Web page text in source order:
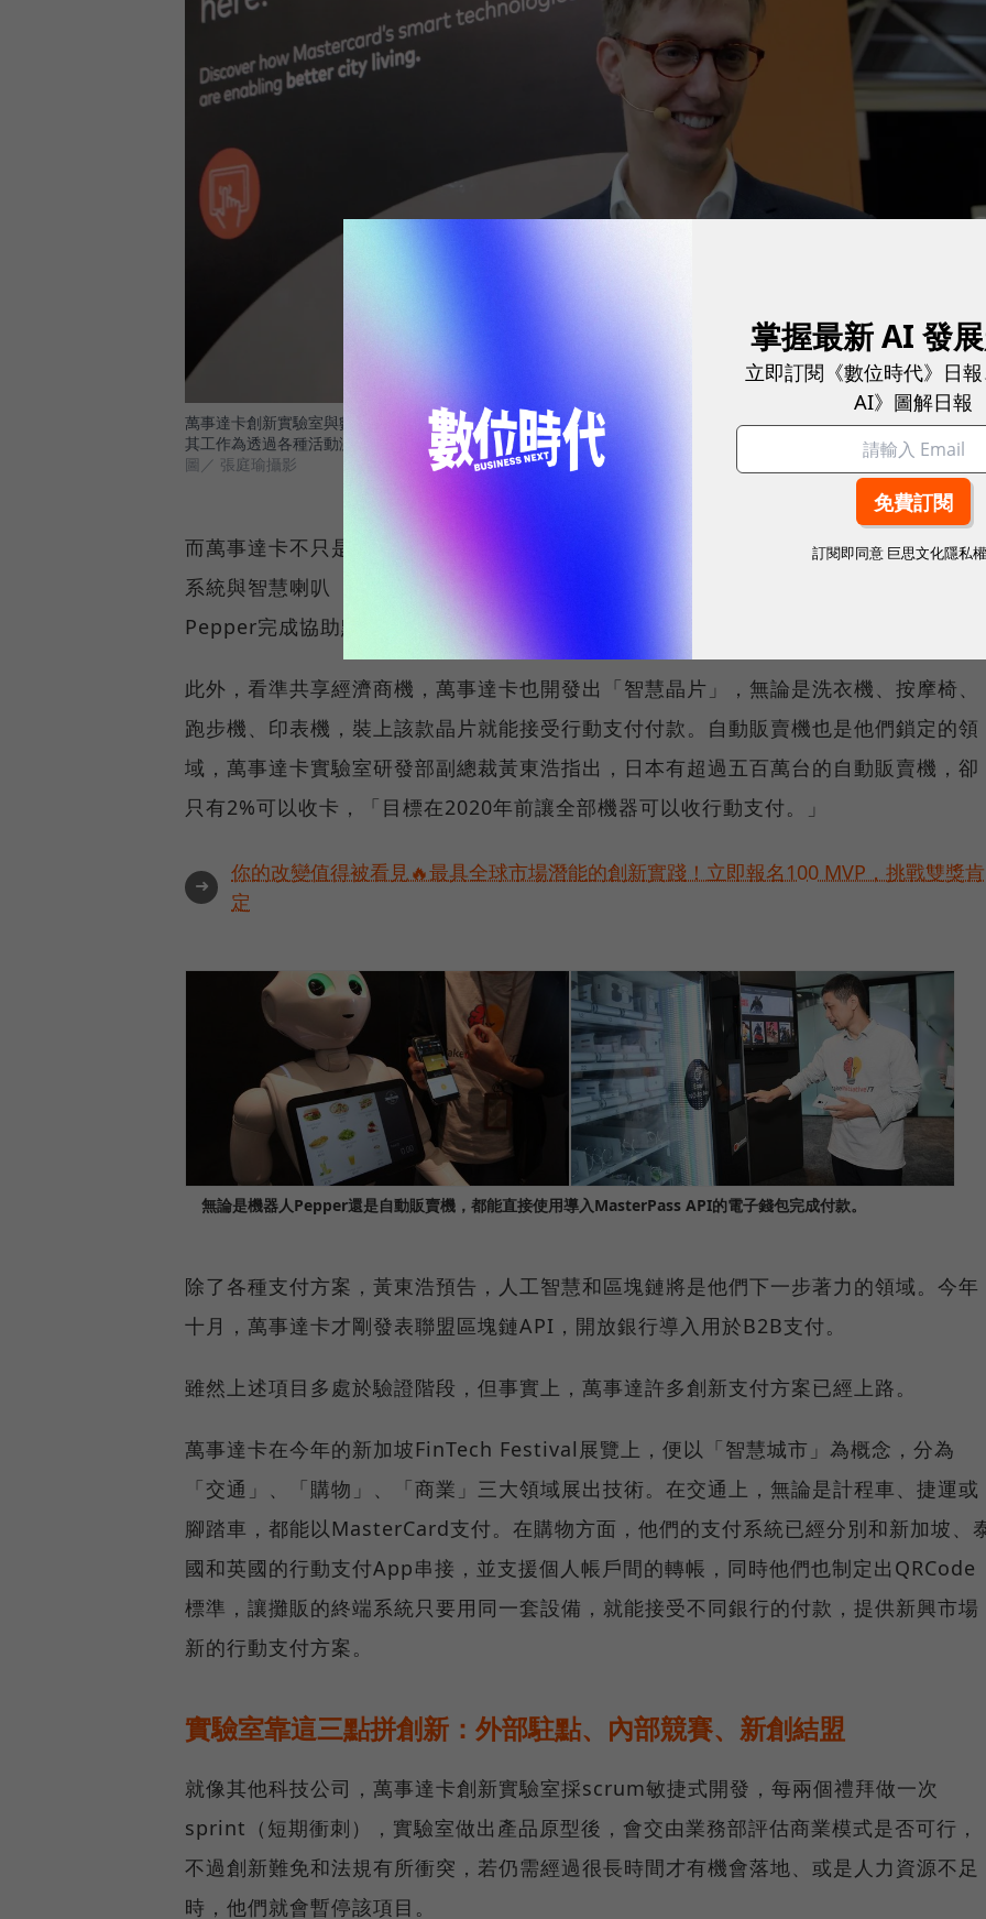
萬事達卡創新實驗室與數位支付亞太區副總裁Tobias Puehse，曾被Next Bank選為亞洲FinTech領域領導者前100強，
其工作為透過各種活動激發創新想法，並將創新想法應用於內部產品開發及與外部夥伴合作。
圖／ 張庭瑜攝影
而萬事達卡不只是在「軟體」上佈局，看準對話式商務和IoT裝置興起，其也將自家支
系統與智慧喇叭（如Google Home）整合，今年也與必勝客合作，推出讓機器人
Pepper完成協助點餐和支付的服務，預計明年初就能在新加坡上路。
此外，看準共享經濟商機，萬事達卡也開發出「智慧晶片」，無論是洗衣機、按摩椅、
跑步機、印表機，裝上該款晶片就能接受行動支付付款。自動販賣機也是他們鎖定的領
域，萬事達卡實驗室研發部副總裁黃東浩指出，日本有超過五百萬台的自動販賣機，卻
只有2%可以收卡，「目標在2020年前讓全部機器可以收行動支付。」
➜
你的改變值得被看見🔥最具全球市場潛能的創新實踐！立即報名100 MVP，挑戰雙獎肯
定
無論是機器人Pepper還是自動販賣機，都能直接使用導入MasterPass API的電子錢包完成付款。
除了各種支付方案，黃東浩預告，人工智慧和區塊鏈將是他們下一步著力的領域。今年
十月，萬事達卡才剛發表聯盟區塊鏈API，開放銀行導入用於B2B支付。
雖然上述項目多處於驗證階段，但事實上，萬事達許多創新支付方案已經上路。
萬事達卡在今年的新加坡FinTech Festival展覽上，便以「智慧城市」為概念，分為
「交通」、「購物」、「商業」三大領域展出技術。在交通上，無論是計程車、捷運或
腳踏車，都能以MasterCard支付。在購物方面，他們的支付系統已經分別和新加坡、
國和英國的行動支付App串接，並支援個人帳戶間的轉帳，同時他們也制定出QRCode
標準，讓攤販的終端系統只要用同一套設備，就能接受不同銀行的付款，提供新興市場
新的行動支付方案。
實驗室靠這三點拼創新：外部駐點、內部競賽、新創結盟
就像其他科技公司，萬事達卡創新實驗室採scrum敏捷式開發，每兩個禮拜做一次
sprint（短期衝刺），實驗室做出產品原型後，會交由業務部評估商業模式是否可行，
不過創新難免和法規有所衝突，若仍需經過很長時間才有機會落地、或是人力資源不足
時，他們就會暫停該項目。
掌握最新 AI 發
立即訂閱《數位時代》日
AI》圖解日報
訂閱即同意 巨思文化隱私